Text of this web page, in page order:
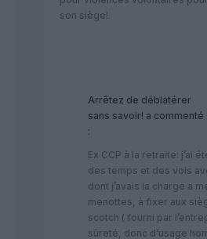
son siège!
Arrêtez de déblatérer
sans savoir! a commenté
:
Ex CCP à la retraite: j’ai
des temps et des vols
dont j’avais la charge a
menottes, à fixer aux
scotch ( fourni par
sûreté, donc d’usage